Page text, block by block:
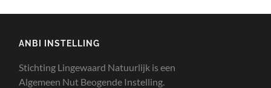
ANBI INSTELLING
Stichting Lingewaard Natuurlijk is een
Algemeen Nut Beogende Instelling.